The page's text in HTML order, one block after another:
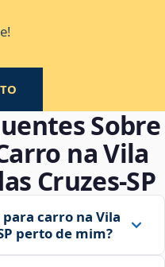
Sobre
na Vila
Cruzes‑SP
carro na Vila
perto de mim?